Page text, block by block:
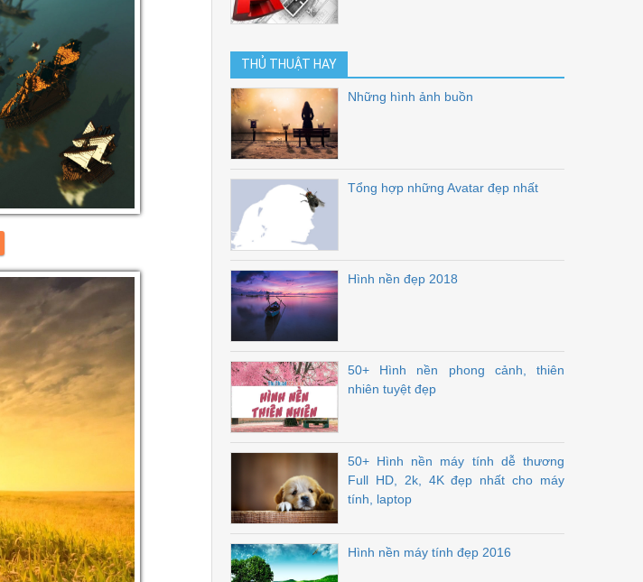
THỦ THUẬT HAY
Những hình ảnh buồn
Tổng hợp những Avatar đẹp nhất
Hình nền đẹp 2018
50+ Hình nền phong cảnh, thiên
nhiên tuyệt đẹp
50+ Hình nền máy tính dễ thương
Full HD, 2k, 4K đẹp nhất cho máy
tính, laptop
Hình nền máy tính đẹp 2016